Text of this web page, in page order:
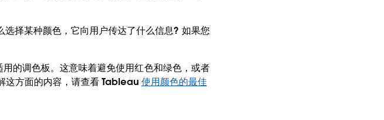
择某种颜色，它向用户传达了什么信息? 如果您
的调色板。这意味着避免使用红色和绿色，或者
这方面的内容，请查看 Tableau 使用颜色的最佳